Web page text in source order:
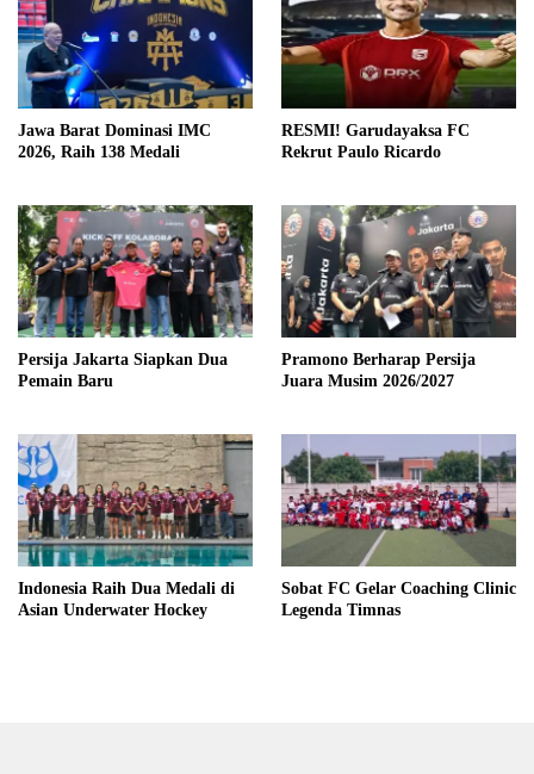
Jawa Barat Dominasi IMC
2026, Raih 138 Medali
RESMI! Garudayaksa FC
Rekrut Paulo Ricardo
Persija Jakarta Siapkan Dua
Pemain Baru
Pramono Berharap Persija
Juara Musim 2026/2027
Indonesia Raih Dua Medali di
Asian Underwater Hockey
Sobat FC Gelar Coaching Clinic
Legenda Timnas